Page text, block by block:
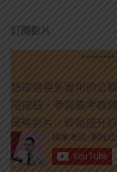
訂閱影片
想取得更多實用的公
閱按鈕，參與備考教
策略影片，輕鬆提升